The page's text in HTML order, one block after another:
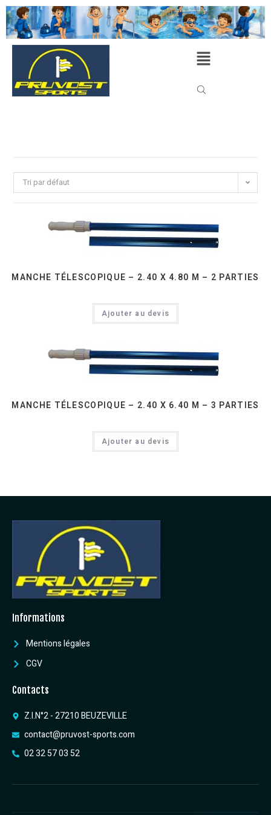
Tri par défaut
MANCHE TÉLESCOPIQUE – 2.40 X 4.80 M – 2 PARTIES
Ajouter au devis
MANCHE TÉLESCOPIQUE – 2.40 X 6.40 M – 3 PARTIES
Ajouter au devis
Informations
Mentions légales
CGV
Contacts
Z.I.N°2 - 27210 BEUZEVILLE
contact@pruvost-sports.com
02 32 57 03 52